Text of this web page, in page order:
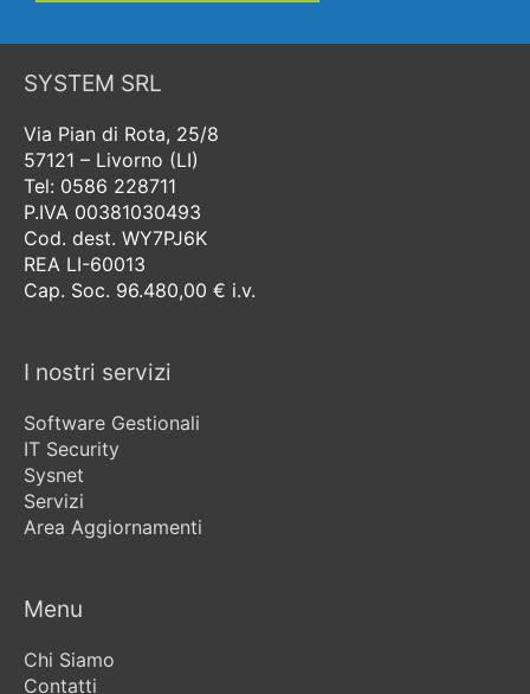
SYSTEM SRL
Via Pian di Rota, 25/8
57121 – Livorno (LI)
Tel: 0586 228711
P.IVA 00381030493
Cod. dest. WY7PJ6K
REA LI-60013
Cap. Soc. 96.480,00 € i.v.
I nostri servizi
Software Gestionali
IT Security
Sysnet
Servizi
Area Aggiornamenti
Menu
Chi Siamo
Contatti